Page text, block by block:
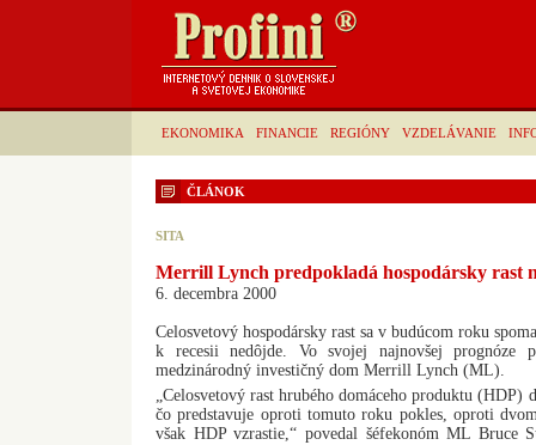
EKONOMIKA FINANCIE REGIÓNY VZDELÁVANIE
ČLÁNOK
SITA
Merrill Lynch predpokladá hospodársky rast
6. decembra 2000
Celosvetový hospodársky rast sa v budúcom roku
k recesii nedôjde. Vo svojej najnovšej prognóze
medzinárodný investičný dom Merrill Lynch (ML).
„Celosvetový rast hrubého domáceho produktu (HDP)
čo predstavuje oproti tomuto roku pokles, oproti
však HDP vzrastie,“ povedal šéfekonóm ML Bruce